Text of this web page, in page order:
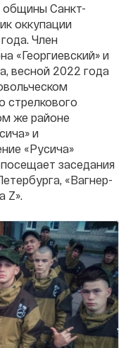
общины Санкт-
оккупации
Член
«Георгиевский» и
весной 2022 года
стрелкового
же районе
и
«Русича»
посещает заседания
«Вагнер-
Z».